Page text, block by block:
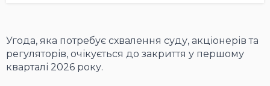
Угода, яка потребує схвалення суду, акціонерів та
регуляторів, очікується до закриття у першому
кварталі 2026 року.